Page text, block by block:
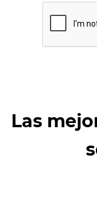
Las